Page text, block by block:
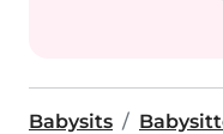
Babysits